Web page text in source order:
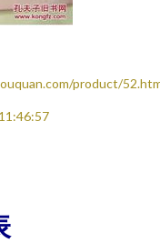
product/